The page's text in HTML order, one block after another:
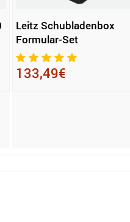
Leitz Schubladenbox
Formular-Set
133,49€